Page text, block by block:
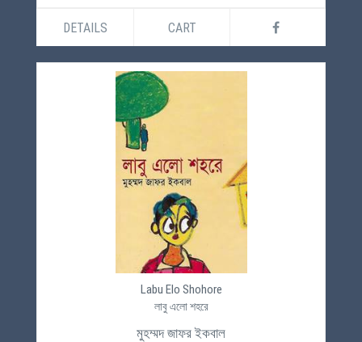
DETAILS CART
Labu Elo Shohore
লাবু এলো শহরে
মুহম্মদ জাফর ইকবাল